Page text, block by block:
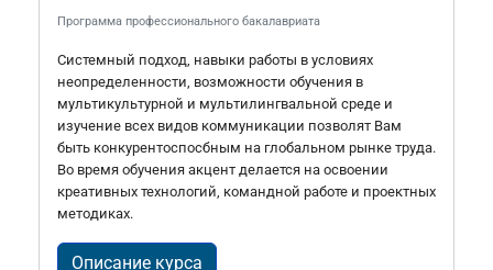
Программа профессионального бакалавриата
Системный подход, навыки работы в условиях
неопределенности, возможности обучения в
мультикультурной и мультилингвальной среде и
изучение всех видов коммуникации позволят Вам
быть конкурентоспосбным на глобальном рынке труда.
Во время обучения акцент делается на освоении
креативных технологий, командной работе и проектных
методиках.
Описание курса